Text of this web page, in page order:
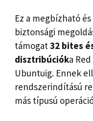
Ez a megbízható
biztonsági
támogat32 bites
disztribúcióka
Ubuntuig. Ennek
rendszerindítású
más típusú